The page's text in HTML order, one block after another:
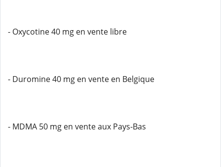
- Oxycotine 40 mg en vente libre
- Duromine 40 mg en vente en Belgique
- MDMA 50 mg en vente aux Pays-Bas